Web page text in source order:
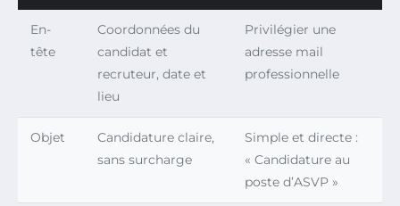
En-
tête
Coordonnées du
candidat et
recruteur, date et
lieu
Privilégier une
adresse mail
professionnelle
Objet
Candidature claire,
sans surcharge
Simple et directe :
« Candidature au
poste d’ASVP »